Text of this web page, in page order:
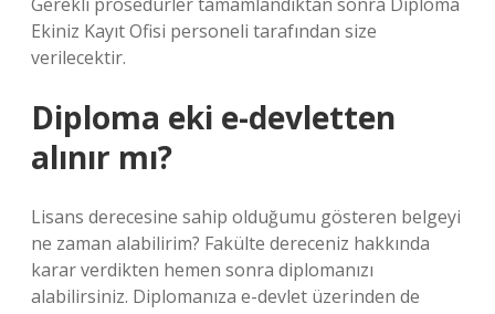
Ekiniz Kayıt Ofisi personeli tarafından size
verilecektir.
Diploma eki e-devletten
alınır mı?
Lisans derecesine sahip olduğumu gösteren belgeyi
ne zaman alabilirim? Fakülte dereceniz hakkında
karar verdikten hemen sonra diplomanızı
alabilirsiniz. Diplomanıza e-devlet üzerinden de